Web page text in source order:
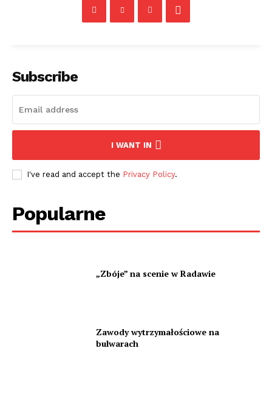
Subscribe
I WANT IN
I've read and accept the Privacy Policy.
Popularne
„Zbóje” na scenie w Radawie
Zawody wytrzymałościowe na
bulwarach